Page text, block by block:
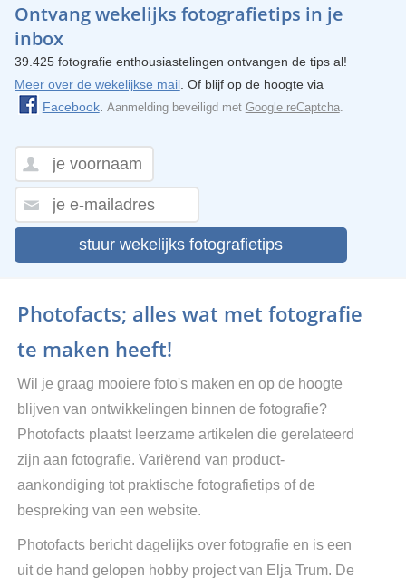
Ontvang wekelijks fotografietips in je
inbox
39.425 fotografie enthousiastelingen ontvangen de tips al!
Meer over de wekelijkse mail. Of blijf op de hoogte via
Facebook. Aanmelding beveiligd met Google reCaptcha.
stuur wekelijks fotografietips
Photofacts; alles wat met fotografie
te maken heeft!
Wil je graag mooiere foto's maken en op de hoogte
blijven van ontwikkelingen binnen de fotografie?
Photofacts plaatst leerzame artikelen die gerelateerd
zijn aan fotografie. Variërend van product-
aankondiging tot praktische fotografietips of de
bespreking van een website.
Photofacts bericht dagelijks over fotografie en is een
uit de hand gelopen hobby project van Elja Trum. De